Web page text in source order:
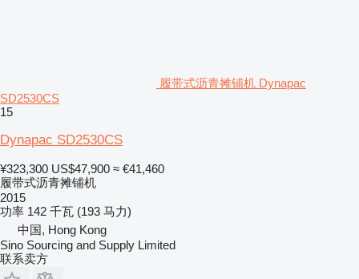
履带式沥青摊铺机 Dynapac
SD2530CS
15
Dynapac SD2530CS
¥323,300 US$47,900 ≈ €41,460
履带式沥青摊铺机
2015
功率 142 千瓦 (193 马力)
中国, Hong Kong
Sino Sourcing and Supply Limited
联系卖方